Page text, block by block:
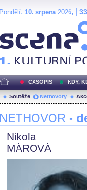
Pondělí, 10. srpena2026, | 33
ČASOPIS KDY,
Soutěže Nethovory
NETHOVOR -
Nikola
MÁROVÁ